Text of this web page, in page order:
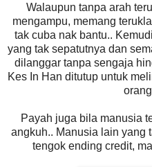
Walaupun tanpa arah
mengampu, memang
tak cuba nak bantu..
yang tak sepatutnya dan
dilanggar tanpa sengaja
Kes In Han ditutup untuk
Payah juga bila manusia
angkuh.. Manusia lain yang
tengok ending credit,